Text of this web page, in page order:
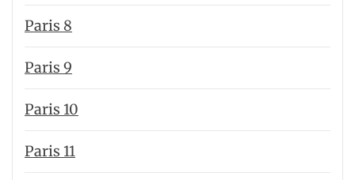
Paris 8
Paris 9
Paris 10
Paris 11